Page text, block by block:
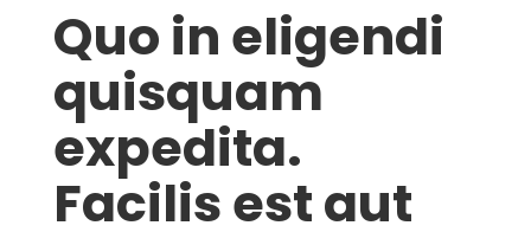
Quo in eligendi
quisquam
expedita.
Facilis est aut